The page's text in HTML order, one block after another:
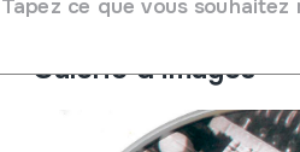
Tapez ce que vous souhaitez
Auteur Maite Lakar
Galerie d'images